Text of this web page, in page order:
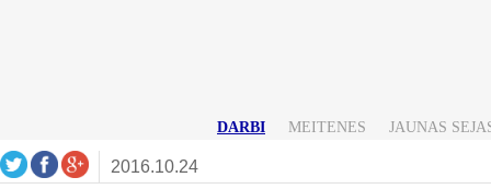
DARBI MEITENES JAUNAS
2016.10.24